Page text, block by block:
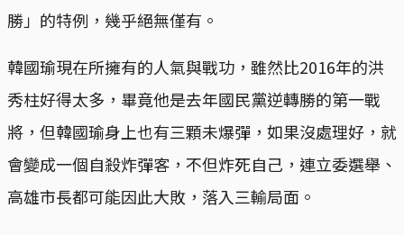
勝」的特例，幾乎絕無僅有。
韓國瑜現在所擁有的人氣與戰功，雖然比2016年的洪
秀柱好得太多，畢竟他是去年國民黨逆轉勝的第一戰
將，但韓國瑜身上也有三顆未爆彈，如果沒處理好，就
會變成一個自殺炸彈客，不但炸死自己，連立委選舉、
高雄市長都可能因此大敗，落入三輸局面。